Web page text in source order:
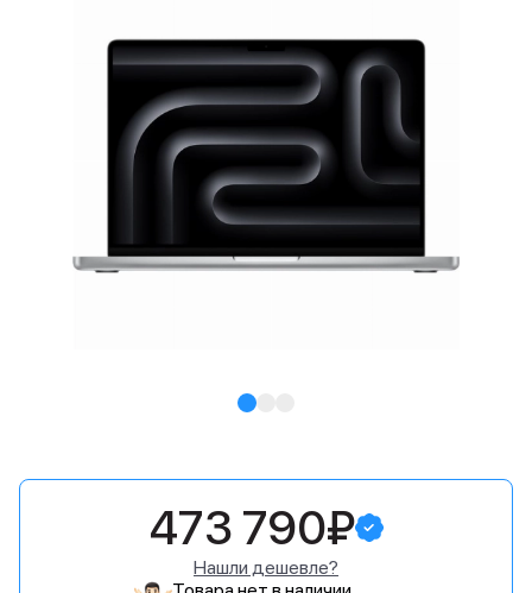
473 790₽
Нашли дешевле?